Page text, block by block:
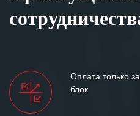
Оплата только
блок